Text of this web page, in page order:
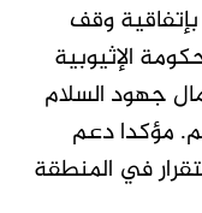
وقف
الإثيوبية
جهود السلام
مؤكدا دعم
في المنطقة